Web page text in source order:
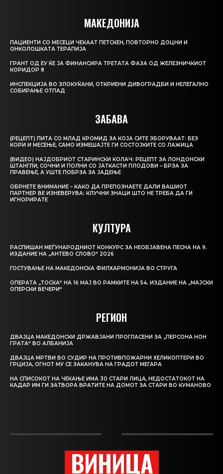
МАКЕДОНИЈА
ПАЦИЕНТИ СО МЕСЕЦИ ЧЕКААТ ПЕТСКЕН, ПОВТОРНО ДОЦНИ И
ОНКОЛОШКАТА ТЕРАПИЈА
ГРАНТ ОД ЕУ ЌЕ ЈА ФИНАНСИРА ТРЕТАТА ФАЗА ОД ЖЕЛЕЗНИЧКИОТ
КОРИДОР 8
ИНСПЕКЦИЈА ВО ЗЛОКУЌАНИ, ОТКРИЕНИ ДИВОГРАДБИ И НЕЛЕГАЛНО
СОБИРАЊЕ ОТПАД
ЗАБАВА
(РЕЦЕПТ) ПИТА СО МЛАД КРОМИД ЗА КОЈА СИТЕ ЗБОРУВААТ: БЕЗ
КОРИ И МЕСЕЊЕ, САМО ИЗМЕШАЈТЕ ГИ СОСТОЈКИТЕ СО ЛАЖИЦА
(ВИДЕО) НАЈДОБРИОТ СТАРИНСКИ КОЛАЧ: РЕЦЕПТ ЗА ЛОНДОНСКИ
ШТАНГЛИ, СОЧНИ И ПОЛНИ СО ЈАТКАСТИ ПЛОДОВИ – БРЗА ЗА
ПРАВЕЊЕ, А УШТЕ ПОБРЗА ЗА ЈАДЕЊЕ
ОБРНЕТЕ ВНИМАНИЕ – КАКО ДА ПРЕПОЗНАЕТЕ ДАЛИ ВАШИОТ
ПАРТНЕР ВЕ ИЗНЕВЕРУВА: КЛУЧНИ ЗНАЦИ ШТО НЕ ТРЕБА ДА ГИ
ИГНОРИРАТЕ
КУЛТУРА
РАСПИШАН МЕЃУНАРОДНИОТ КОНКУРС ЗА НЕОБЈАВЕНА ПЕСНА НА 9.
ИЗДАНИЕ НА „АНТЕВО СЛОВО“ 2026
ГОСТУВАЊЕ НА МАКЕДОНСКА ФИЛХАРМОНИЈА ВО СТРУГА
ОПЕРАТА „ТОСКА“ НА 16 МАЈ ВО РАМКИТЕ НА 54. ИЗДАНИЕ НА „МАЈСКИ
ОПЕРСКИ ВЕЧЕРИ“
РЕГИОН
ДВАЈЦА МАКЕДОНСКИ ДРЖАВЈАНИ ПРОГЛАСЕНИ ЗА „ПЕРСОНА НОН
ГРАТА“ ВО АЛБАНИЈА
ДВАЈЦА МРТВИ ВО СУДИР НА ПРОТИВПОЖАРНИ ХЕЛИКОПТЕРИ ВО
ГРЦИЈА, ОГНОТ МУ СЕ ЗАКАНУВА НА ГРАДОТ МЕГАРА
НА СПИСОКОТ НА ЧЕКАЊЕ ИМА 30 СТАРИ ЛИЦА, НЕДОСТАТОКОТ НА
КАДАР ИМ ГИ ЗАТВОРА ВРАТИТЕ НА ДОМОТ ЗА СТАРИ ВО КУМАНОВО
ВИНИЦА